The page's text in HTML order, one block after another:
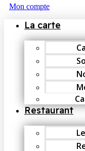
Mon compte
La carte
Restaurant